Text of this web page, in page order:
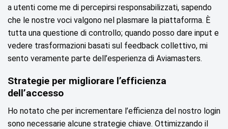
a utenti come me di percepirsi responsabilizzati, sapendo
che le nostre voci valgono nel plasmare la piattaforma. È
tutta una questione di controllo; quando posso dare input e
vedere trasformazioni basati sul feedback collettivo, mi
sento veramente parte dell’esperienza di Aviamasters.
Strategie per migliorare l’efficienza
dell’accesso
Ho notato che per incrementare l’efficienza del nostro login
sono necessarie alcune strategie chiave. Ottimizzando il